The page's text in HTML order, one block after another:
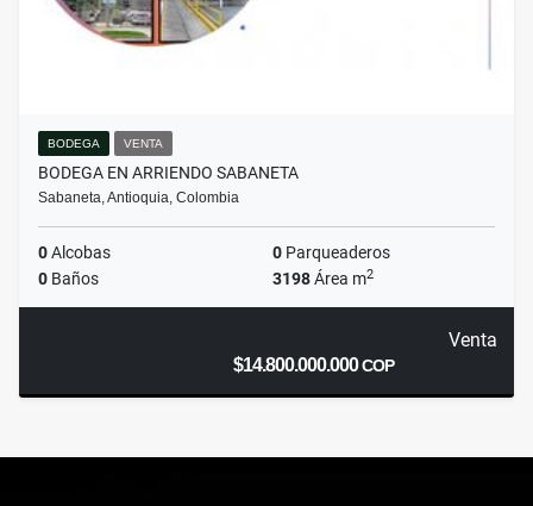
BODEGA VENTA
BODEGA EN ARRIENDO SABANETA
Sabaneta, Antioquia, Colombia
0Alcobas 0 Parqueaderos
0 Baños 3198Área m2
Venta
$14.800.000.000COP